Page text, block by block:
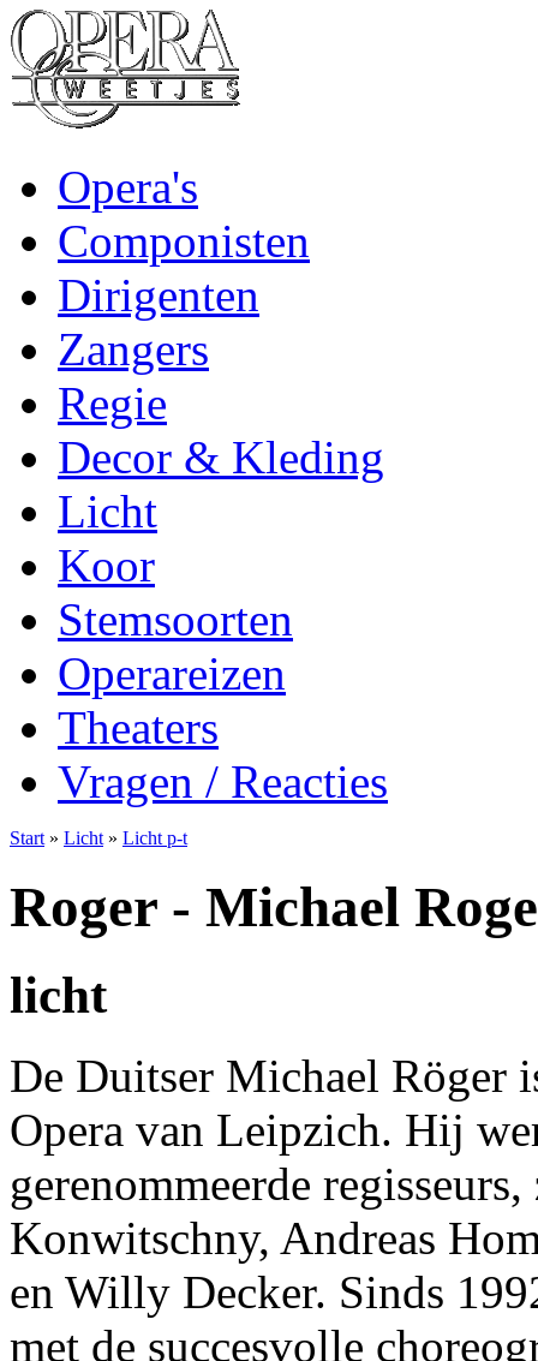
Opera's
Componisten
Dirigenten
Zangers
Regie
Decor & Kleding
Licht
Koor
Stemsoorten
Operareizen
Theaters
Vragen / Reacties
Start » Licht » Licht p-t
Roger - Michael
licht
De Duitser Michael Röger
Opera van Leipzich. Hij
gerenommeerde
Konwitschny, Andreas
en Willy Decker. Sinds
met de succesvolle